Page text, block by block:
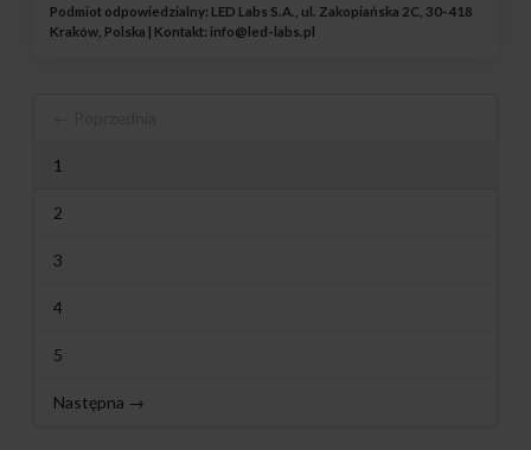
Podmiot odpowiedzialny: LED Labs S.A., ul. Zakopiańska 2C, 30-418
Kraków, Polska | Kontakt: info@led-labs.pl
1
2
3
4
5
Następna →